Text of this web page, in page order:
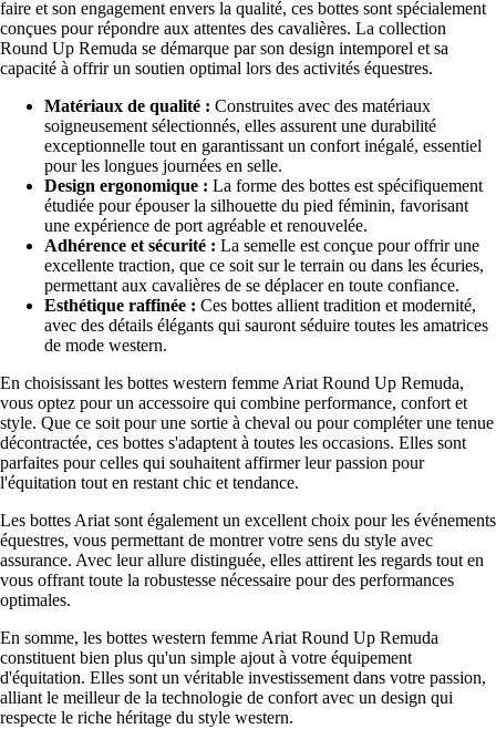
faire et son engagement envers la qualité, ces bottes sont spécialement
conçues pour répondre aux attentes des cavalières. La collection
Round Up Remuda se démarque par son design intemporel et sa
capacité à offrir un soutien optimal lors des activités équestres.
Matériaux de qualité : Construites avec des matériaux
soigneusement sélectionnés, elles assurent une durabilité
exceptionnelle tout en garantissant un confort inégalé, essentiel
pour les longues journées en selle.
Design ergonomique : La forme des bottes est spécifiquement
étudiée pour épouser la silhouette du pied féminin, favorisant
une expérience de port agréable et renouvelée.
Adhérence et sécurité : La semelle est conçue pour offrir une
excellente traction, que ce soit sur le terrain ou dans les écuries,
permettant aux cavalières de se déplacer en toute confiance.
Esthétique raffinée : Ces bottes allient tradition et modernité,
avec des détails élégants qui sauront séduire toutes les amatrices
de mode western.
En choisissant les bottes western femme Ariat Round Up Remuda,
vous optez pour un accessoire qui combine performance, confort et
style. Que ce soit pour une sortie à cheval ou pour compléter une tenue
décontractée, ces bottes s'adaptent à toutes les occasions. Elles sont
parfaites pour celles qui souhaitent affirmer leur passion pour
l'équitation tout en restant chic et tendance.
Les bottes Ariat sont également un excellent choix pour les événements
équestres, vous permettant de montrer votre sens du style avec
assurance. Avec leur allure distinguée, elles attirent les regards tout en
vous offrant toute la robustesse nécessaire pour des performances
optimales.
En somme, les bottes western femme Ariat Round Up Remuda
constituent bien plus qu'un simple ajout à votre équipement
d'équitation. Elles sont un véritable investissement dans votre passion,
alliant le meilleur de la technologie de confort avec un design qui
respecte le riche héritage du style western.